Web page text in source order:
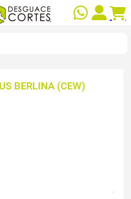
BERLINA (CEW)